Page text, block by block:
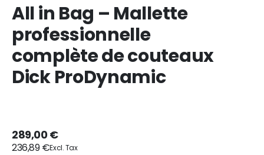
All in Bag – Mallette
professionnelle
complète de couteaux
Dick ProDynamic
289,00 €
236,89 €